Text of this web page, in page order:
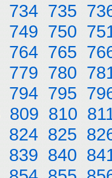
734 735
749 750
764 765
779 780
794 795
809 810
824 825
839 840